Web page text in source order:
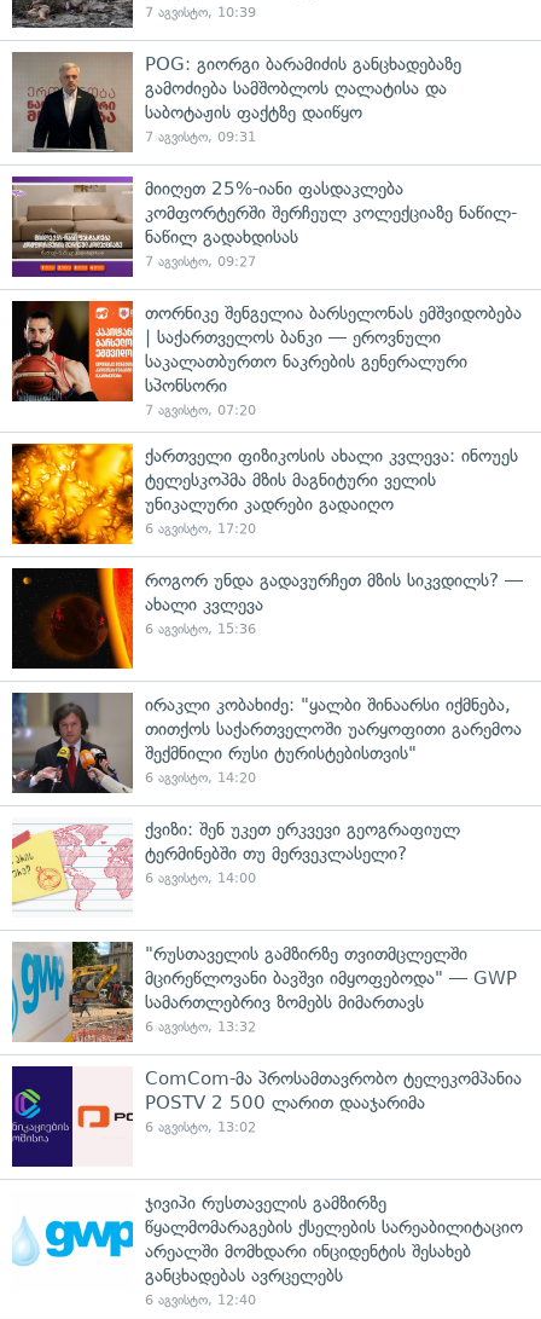
7 აგვისტო, 10:39
POG: გიორგი ბარამიძის განცხადებაზე
გამოძიება სამშობლოს ღალატისა და
საბოტაჟის ფაქტზე დაიწყო
7 აგვისტო, 09:31
მიიღეთ 25%-იანი ფასდაკლება
კომფორტერში შერჩეულ კოლექციაზე ნაწილ-
ნაწილ გადახდისას
7 აგვისტო, 09:27
თორნიკე შენგელია ბარსელონას ემშვიდობება
| საქართველოს ბანკი — ეროვნული
საკალათბურთო ნაკრების გენერალური
სპონსორი
7 აგვისტო, 07:20
ქართველი ფიზიკოსის ახალი კვლევა: ინოუეს
ტელესკოპმა მზის მაგნიტური ველის
უნიკალური კადრები გადაიღო
6 აგვისტო, 17:20
როგორ უნდა გადავურჩეთ მზის სიკვდილს? —
ახალი კვლევა
6 აგვისტო, 15:36
ირაკლი კობახიძე: "ყალბი შინაარსი იქმნება,
თითქოს საქართველოში უარყოფითი გარემოა
შექმნილი რუსი ტურისტებისთვის"
6 აგვისტო, 14:20
ქვიზი: შენ უკეთ ერკვევი გეოგრაფიულ
ტერმინებში თუ მერვეკლასელი?
6 აგვისტო, 14:00
"რუსთაველის გამზირზე თვითმცლელში
მცირეწლოვანი ბავშვი იმყოფებოდა" — GWP
სამართლებრივ ზომებს მიმართავს
6 აგვისტო, 13:32
ComCom-მა პროსამთავრობო ტელეკომპანია
POSTV 2 500 ლარით დააჯარიმა
6 აგვისტო, 13:02
ჯივიპი რუსთაველის გამზირზე
წყალმომარაგების ქსელების სარეაბილიტაციო
არეალში მომხდარი ინციდენტის შესახებ
განცხადებას ავრცელებს
6 აგვისტო, 12:40